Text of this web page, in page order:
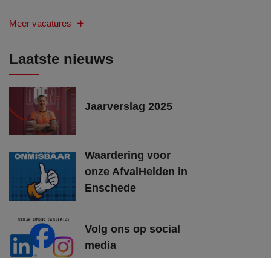
Meer vacatures
Laatste nieuws
Jaarverslag 2025
Waardering voor
onze AfvalHelden in
Enschede
Volg ons op social
media